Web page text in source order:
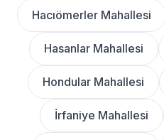
Hacıömerler Mahallesi
Hasanlar Mahallesi
Hondular Mahallesi
İrfaniye Mahallesi